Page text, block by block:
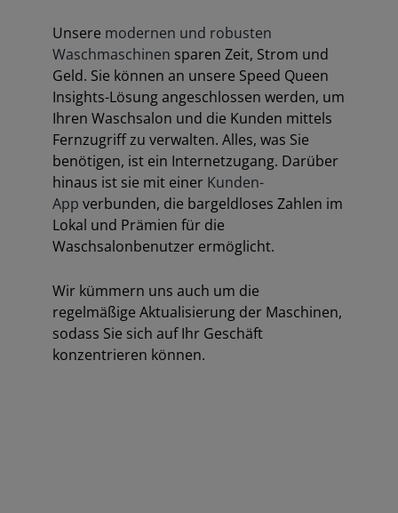
Unsere modernen und robusten
Waschmaschinen sparen Zeit, Strom und
Geld. Sie können an unsere Speed Queen
Insights-Lösung angeschlossen werden, um
Ihren Waschsalon und die Kunden mittels
Fernzugriff zu verwalten. Alles, was Sie
benötigen, ist ein Internetzugang. Darüber
hinaus ist sie mit einer Kunden-
App verbunden, die bargeldloses Zahlen im
Lokal und Prämien für die
Waschsalonbenutzer ermöglicht.
Wir kümmern uns auch um die
regelmäßige Aktualisierung der Maschinen,
sodass Sie sich auf Ihr Geschäft
konzentrieren können.